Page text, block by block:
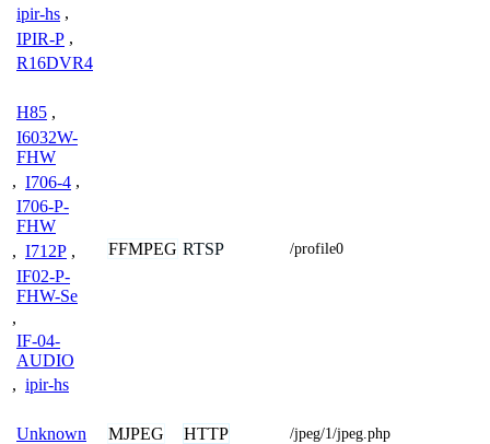
ipir-hs ,
IPIR-P ,
R16DVR4
H85 ,
I6032W-
FHW
, I706-4 ,
I706-P-
FHW
, I712P ,
IF02-P-
FHW-Se
,
IF-04-
AUDIO
, ipir-hs
FFMPEG RTSP /profile0
Unknown MJPEG HTTP /jpeg/1/jpeg.php